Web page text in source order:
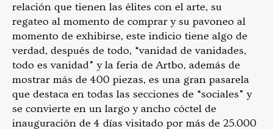
relación que tienen las élites con el arte, su
regateo al momento de comprar y su pavoneo al
momento de exhibirse, este indicio tiene algo de
verdad, después de todo, “vanidad de vanidades,
todo es vanidad” y la feria de Artbo, además de
mostrar más de 400 piezas, es una gran pasarela
que destaca en todas las secciones de “sociales” y
se convierte en un largo y ancho cóctel de
inauguración de 4 días visitado por más de 25.000